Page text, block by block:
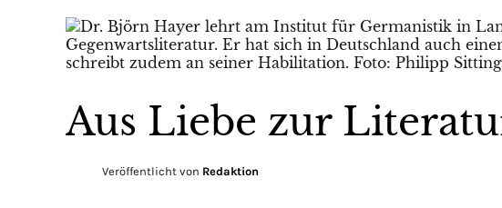
Aus Liebe zur
Veröffentlicht von Redaktion